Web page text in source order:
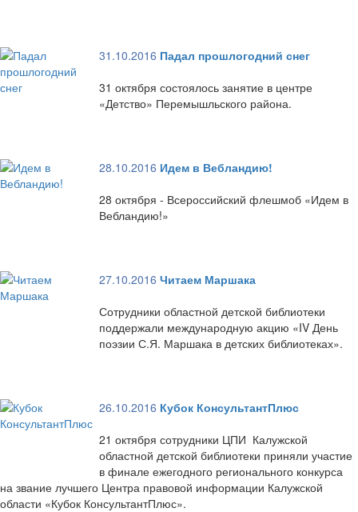
31.10.2016 Падал прошлогодний снег
31 октября состоялось занятие в центре
«Детство» Перемышльского района.
28.10.2016 Идем в Вебландию!
28 октября - Всероссийский флешмоб «Идем в
Вебландию!»
27.10.2016 Читаем Маршака
Сотрудники областной детской библиотеки
поддержали международную акцию «IV День
поэзии С.Я. Маршака в детских библиотеках».
26.10.2016 Кубок КонсультантПлюс
21 октября сотрудники ЦПИ Калужской
областной детской библиотеки приняли участие
в финале ежегодного регионального конкурса
на звание лучшего Центра правовой информации Калужской
области «Кубок КонсультантПлюс».